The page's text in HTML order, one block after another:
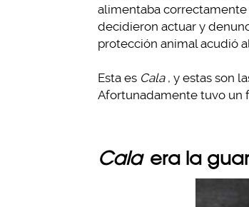
alimentaba
decidieron actuar y
protección animal acudió
Esta es Cala , y estas son
Afortunadamente tuvo un
Cala era la